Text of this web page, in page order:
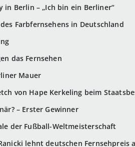
in Berlin – „Ich bin ein Berliner“
Farbfernsehens in Deutschland
das Fernsehen
Mauer
von Hape Kerkeling beim
– Erster Gewinner
der Fußball-Weltmeisterschaft
lehnt deutschen Fernsehpreis